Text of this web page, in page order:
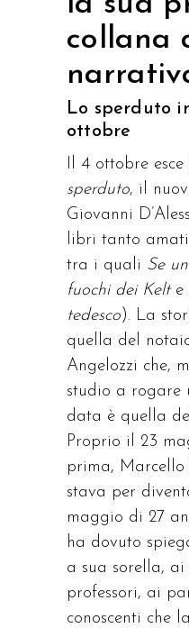
collana
Lo sperduto
ottobre
Il 4 ottobre
sperduto, il
Giovanni
libri tanto
tra i quali Seun
fuochi dei Kelte
tedesco). La
quella del
Angelozzi che,
studio a rogare
data è quella
Proprio il 23
prima, Marcello
stava per
maggio di 27
ha dovuto
a sua sorella,
professori, ai
conoscenti che